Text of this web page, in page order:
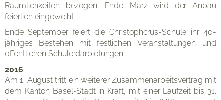
Räumlichkeiten bezogen. Ende März wird der Anbau
feierlich eingeweiht.
Ende September feiert die Christophorus-Schule ihr 40-
jähriges Bestehen mit festlichen Veranstaltungen und
öffentlichen Schülerdarbietungen.
2016
Am 1. August tritt ein weiterer Zusammenarbeitsvertrag mit
dem Kanton Basel-Stadt in Kraft, mit einer Laufzeit bis 31.